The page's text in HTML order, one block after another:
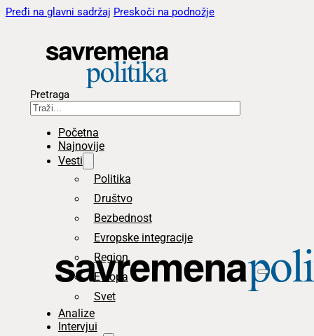
Pređi na glavni sadržaj Preskoči na podnožje
Pretraga
Početna
Najnovije
Vesti
Politika
Društvo
Bezbednost
Evropske integracije
Region
Evropa
Svet
Analize
Intervjui